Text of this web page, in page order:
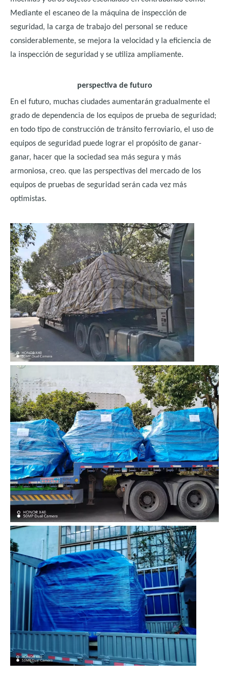
Mediante el escaneo de la máquina de inspección de
seguridad, la carga de trabajo del personal se reduce
considerablemente, se mejora la velocidad y la eficiencia de
la inspección de seguridad y se utiliza ampliamente.
perspectiva de futuro
En el futuro, muchas ciudades aumentarán gradualmente el
grado de dependencia de los equipos de prueba de seguridad;
en todo tipo de construcción de tránsito ferroviario, el uso de
equipos de seguridad puede lograr el propósito de ganar-
ganar, hacer que la sociedad sea más segura y más
armoniosa, creo. que las perspectivas del mercado de los
equipos de pruebas de seguridad serán cada vez más
optimistas.